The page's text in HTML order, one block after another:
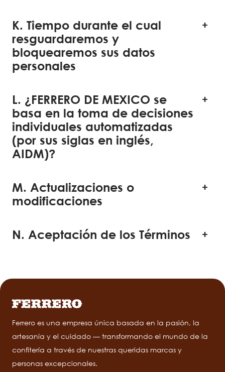
K. Tiempo durante el cual
resguardaremos y
bloquearemos sus datos
personales
L. ¿FERRERO DE MEXICO se
basa en la toma de decisiones
individuales automatizadas
(por sus siglas en inglés,
AIDM)?
M. Actualizaciones o
modificaciones
N. Aceptación de los Términos
Ferrero es una empresa única basada en la pasión, la
artesanía y el cuidado — transformando el mundo de la
confitería a través de nuestras queridas marcas y
personas excepcionales.